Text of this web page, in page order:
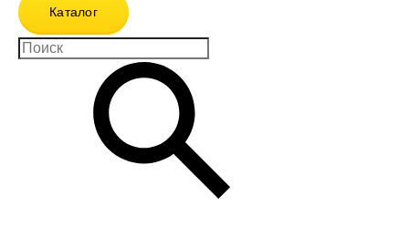
Каталог